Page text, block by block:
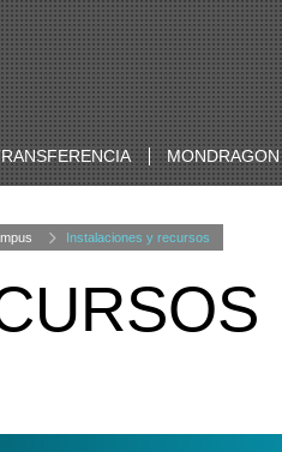
Instalaciones y recursos